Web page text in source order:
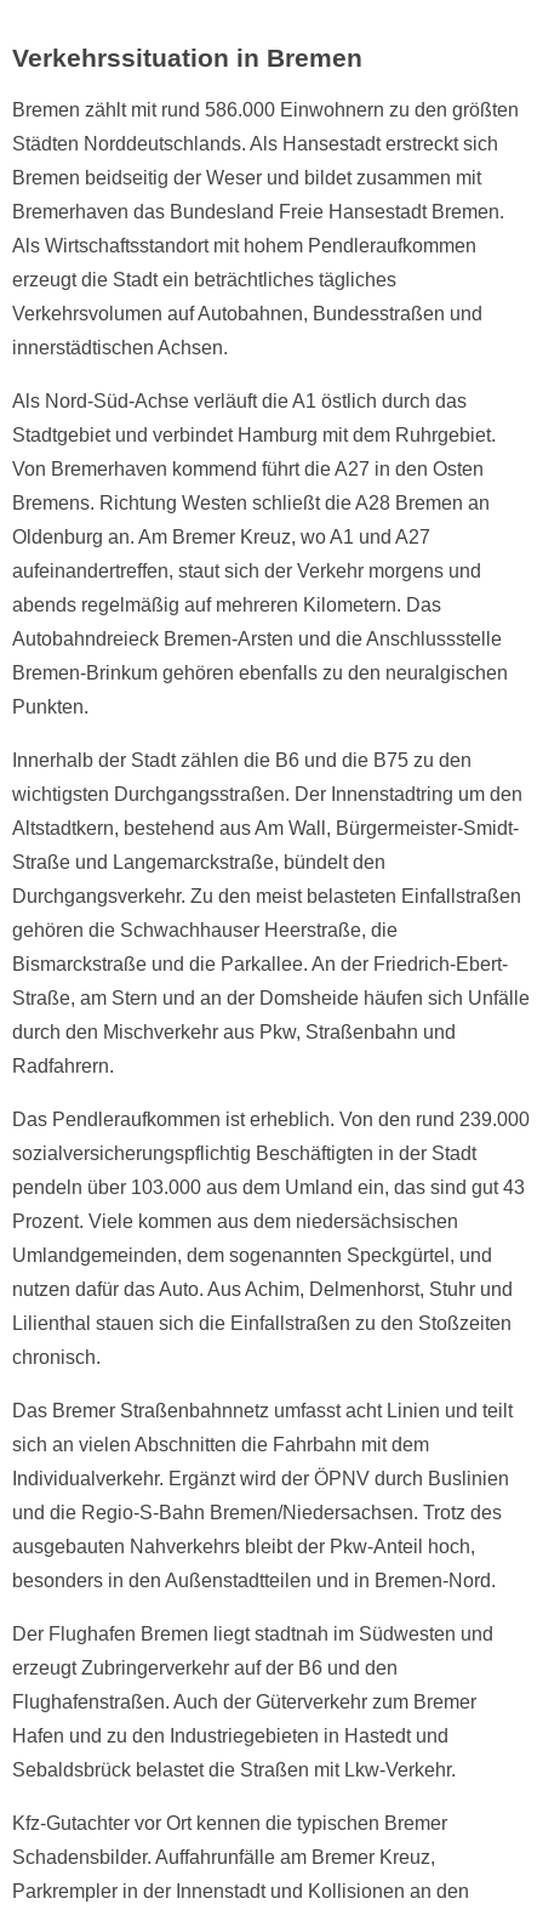
Verkehrssituation in Bremen
Bremen zählt mit rund 586.000 Einwohnern zu den größten
Städten Norddeutschlands. Als Hansestadt erstreckt sich
Bremen beidseitig der Weser und bildet zusammen mit
Bremerhaven das Bundesland Freie Hansestadt Bremen.
Als Wirtschaftsstandort mit hohem Pendleraufkommen
erzeugt die Stadt ein beträchtliches tägliches
Verkehrsvolumen auf Autobahnen, Bundesstraßen und
innerstädtischen Achsen.
Als Nord-Süd-Achse verläuft die A1 östlich durch das
Stadtgebiet und verbindet Hamburg mit dem Ruhrgebiet.
Von Bremerhaven kommend führt die A27 in den Osten
Bremens. Richtung Westen schließt die A28 Bremen an
Oldenburg an. Am Bremer Kreuz, wo A1 und A27
aufeinandertreffen, staut sich der Verkehr morgens und
abends regelmäßig auf mehreren Kilometern. Das
Autobahndreieck Bremen-Arsten und die Anschlussstelle
Bremen-Brinkum gehören ebenfalls zu den neuralgischen
Punkten.
Innerhalb der Stadt zählen die B6 und die B75 zu den
wichtigsten Durchgangsstraßen. Der Innenstadtring um den
Altstadtkern, bestehend aus Am Wall, Bürgermeister-Smidt-
Straße und Langemarckstraße, bündelt den
Durchgangsverkehr. Zu den meist belasteten Einfallstraßen
gehören die Schwachhauser Heerstraße, die
Bismarckstraße und die Parkallee. An der Friedrich-Ebert-
Straße, am Stern und an der Domsheide häufen sich Unfälle
durch den Mischverkehr aus Pkw, Straßenbahn und
Radfahrern.
Das Pendleraufkommen ist erheblich. Von den rund 239.000
sozialversicherungspflichtig Beschäftigten in der Stadt
pendeln über 103.000 aus dem Umland ein, das sind gut 43
Prozent. Viele kommen aus dem niedersächsischen
Umlandgemeinden, dem sogenannten Speckgürtel, und
nutzen dafür das Auto. Aus Achim, Delmenhorst, Stuhr und
Lilienthal stauen sich die Einfallstraßen zu den Stoßzeiten
chronisch.
Das Bremer Straßenbahnnetz umfasst acht Linien und teilt
sich an vielen Abschnitten die Fahrbahn mit dem
Individualverkehr. Ergänzt wird der ÖPNV durch Buslinien
und die Regio-S-Bahn Bremen/Niedersachsen. Trotz des
ausgebauten Nahverkehrs bleibt der Pkw-Anteil hoch,
besonders in den Außenstadtteilen und in Bremen-Nord.
Der Flughafen Bremen liegt stadtnah im Südwesten und
erzeugt Zubringerverkehr auf der B6 und den
Flughafenstraßen. Auch der Güterverkehr zum Bremer
Hafen und zu den Industriegebieten in Hastedt und
Sebaldsbrück belastet die Straßen mit Lkw-Verkehr.
Kfz-Gutachter vor Ort kennen die typischen Bremer
Schadensbilder. Auffahrunfälle am Bremer Kreuz,
Parkrempler in der Innenstadt und Kollisionen an den